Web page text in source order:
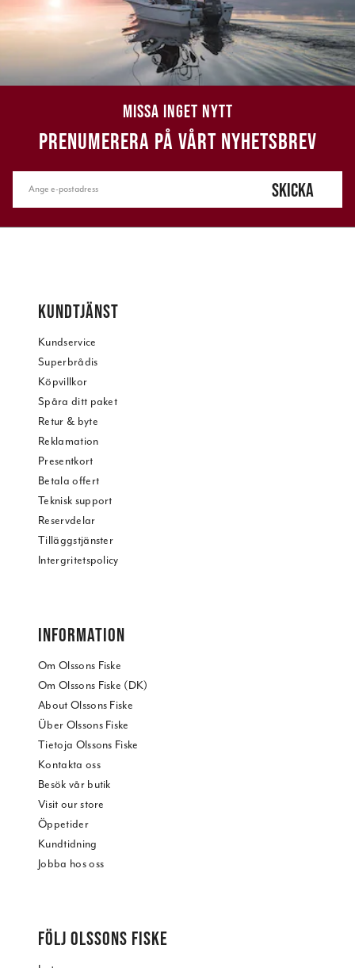
MISSA INGET NYTT
PRENUMERERA PÅ VÅRT NYHETSBREV
SKICKA
KUNDTJÄNST
Kundservice
Superbrådis
Köpvillkor
Spåra ditt paket
Retur & byte
Reklamation
Presentkort
Betala offert
Teknisk support
Reservdelar
Tilläggstjänster
Intergritetspolicy
INFORMATION
Om Olssons Fiske
Om Olssons Fiske (DK)
About Olssons Fiske
Über Olssons Fiske
Tietoja Olssons Fiske
Kontakta oss
Besök vår butik
Visit our store
Öppetider
Kundtidning
Jobba hos oss
FÖLJ OLSSONS FISKE